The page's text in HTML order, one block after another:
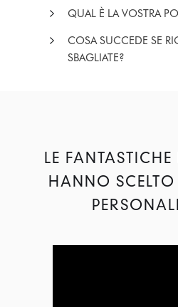
QUAL È LA VOSTRA
COSA SUCCEDE SE
SBAGLIATE?
LE
HANNO SCELTO